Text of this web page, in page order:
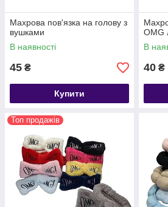
Махрова пов'язка на голову з
вушками
В наявності
45 ₴
Купити
OMG
В
40 ₴
Топ продажів